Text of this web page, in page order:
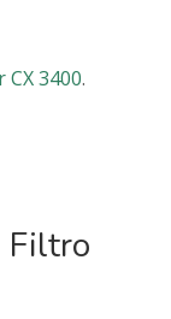
3400.
Filtro